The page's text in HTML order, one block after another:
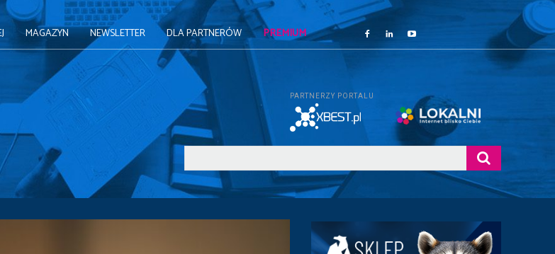
MAGAZYN NEWSLETTER DLA PARTNERÓW PREMIUM
PARTNERZY PORTALU